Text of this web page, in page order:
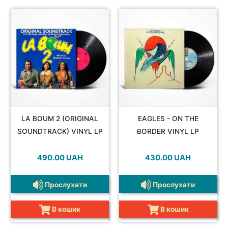
LA BOUM 2 (ORIGINAL
SOUNDTRACK) VINYL LP
490.00 UAH
Прослухати
В кошик
EAGLES - ON THE
BORDER VINYL LP
430.00 UAH
Прослухати
В кошик
ROCK
COMPILATION